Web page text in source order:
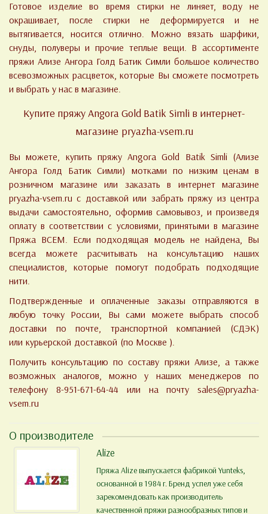
Готовое изделие во время стирки не линяет, воду не
окрашивает, после стирки не деформируется и не
вытягивается, носится отлично. Можно вязать шарфики,
снуды, полуверы и прочие теплые вещи. В ассортименте
пряжи Ализе Ангора Голд Батик Симли большое количество
всевозможных расцветок, которые Вы сможете посмотреть
и выбрать у нас в магазине.
Купите пряжу Angora Gold Batik Simli в интернет-
магазине pryazha-vsem.ru
Вы можете, купить пряжу Angora Gold Batik Simli (Ализе
Ангора Голд Батик Симли) мотками по низким ценам в
розничном магазине или заказать в интернет магазине
pryazha-vsem.ru с доставкой или забрать пряжу из центра
выдачи самостоятельно, оформив самовывоз, и произведя
оплату в соответствии с условиями, принятыми в магазине
Пряжа ВСЕМ. Если подходящая модель не найдена, Вы
всегда можете расчитывать на консультацию наших
специалистов, которые помогут подобрать подходящие
нити.
Подтвержденные и оплаченные заказы отправляются в
любую точку России, Вы сами можете выбрать способ
доставки по почте, транспортной компанией (СДЭК)
или курьерской доставкой (по Москве ).
Получить консультацию по составу пряжи Ализе, а также
возможных аналогов, можно у наших менеджеров по
телефону 8-951-671-64-44 или на почту sales@pryazha-
vsem.ru
О производителе
Alize
Пряжа Alize выпускается фабрикой Yunteks,
основанной в 1984 г. Бренд успел уже себя
зарекомендовать как производитель
качественной пряжи разнообразных типов и